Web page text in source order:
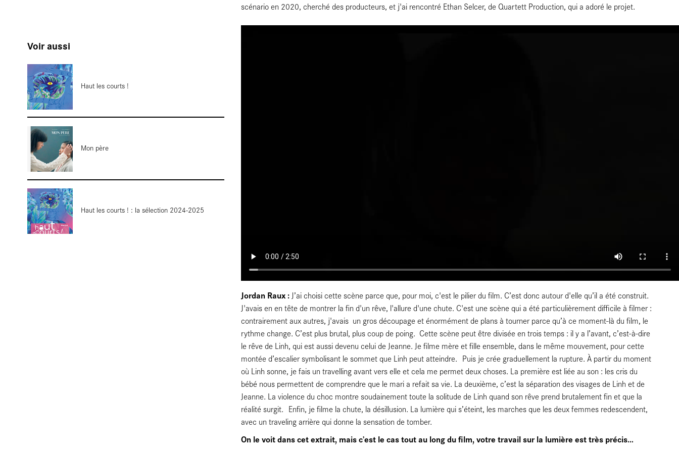
scénario en 2020, cherché des producteurs, et j'ai rencontré Ethan Selcer, de Quartett Production, qui a adoré le projet.
Jordan Raux : J’ai choisi cette scène parce que, pour moi, c'est le pilier du film. C’est donc autour d'elle qu’il a été construit.
J'avais en en tête de montrer la fin d'un rêve, l'allure d'une chute. C'est une scène qui a été particulièrement difficile à filmer :
contrairement aux autres, j'avais un gros découpage et énormément de plans à tourner parce qu’à ce moment-là du film, le
rythme change. C’est plus brutal, plus coup de poing. Cette scène peut être divisée en trois temps : il y a l’avant, c’est-à-dire
le rêve de Linh, qui est aussi devenu celui de Jeanne. Je filme mère et fille ensemble, dans le même mouvement, pour cette
montée d’escalier symbolisant le sommet que Linh peut atteindre. Puis je crée graduellement la rupture. À partir du moment
où Linh sonne, je fais un travelling avant vers elle et cela me permet deux choses. La première est liée au son : les cris du
bébé nous permettent de comprendre que le mari a refait sa vie. La deuxième, c’est la séparation des visages de Linh et de
Jeanne. La violence du choc montre soudainement toute la solitude de Linh quand son rêve prend brutalement fin et que la
réalité surgit. Enfin, je filme la chute, la désillusion. La lumière qui s’éteint, les marches que les deux femmes redescendent,
avec un traveling arrière qui donne la sensation de tomber.
On le voit dans cet extrait, mais c’est le cas tout au long du film, votre travail sur la lumière est très précis…
Voir aussi
Haut les courts !
Mon père
Haut les courts ! : la sélection 2024-2025
Cartes
blanches
Entretiens